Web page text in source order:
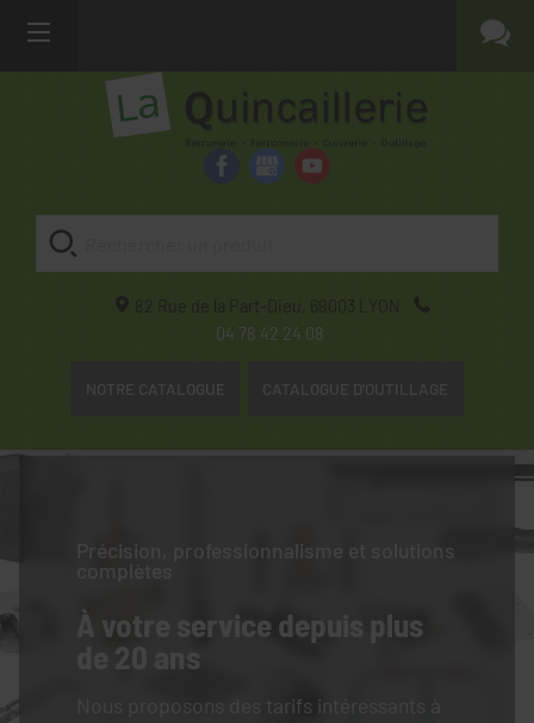
82 Rue de la Part-Dieu, 69003
LYON
04 78 42 24 08
NOTRE CATALOGUE CATALOGUE D'OUTILLAGE
Précision, professionnalisme et solutions
complètes
À votre service depuis plus
de 20 ans
Nous proposons des tarifs intéressants à